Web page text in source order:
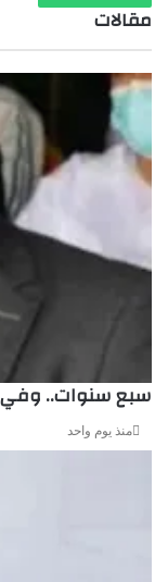
مقالات
سبع سنوات.. وفي
منذ يوم واحد